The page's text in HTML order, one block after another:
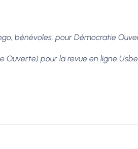
bénévoles, pour Démocratie
pour la revue en ligne